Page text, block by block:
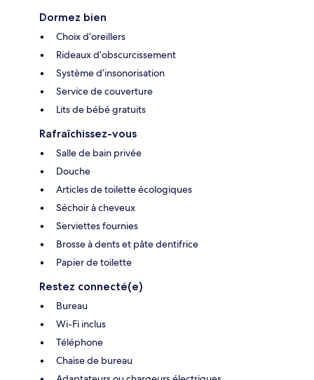
Dormez bien
Choix d’oreillers
Rideaux d’obscurcissement
Système d’insonorisation
Service de couverture
Lits de bébé gratuits
Rafraîchissez-vous
Salle de bain privée
Douche
Articles de toilette écologiques
Séchoir à cheveux
Serviettes fournies
Brosse à dents et pâte dentifrice
Papier de toilette
Restez connecté(e)
Bureau
Wi-Fi inclus
Téléphone
Chaise de bureau